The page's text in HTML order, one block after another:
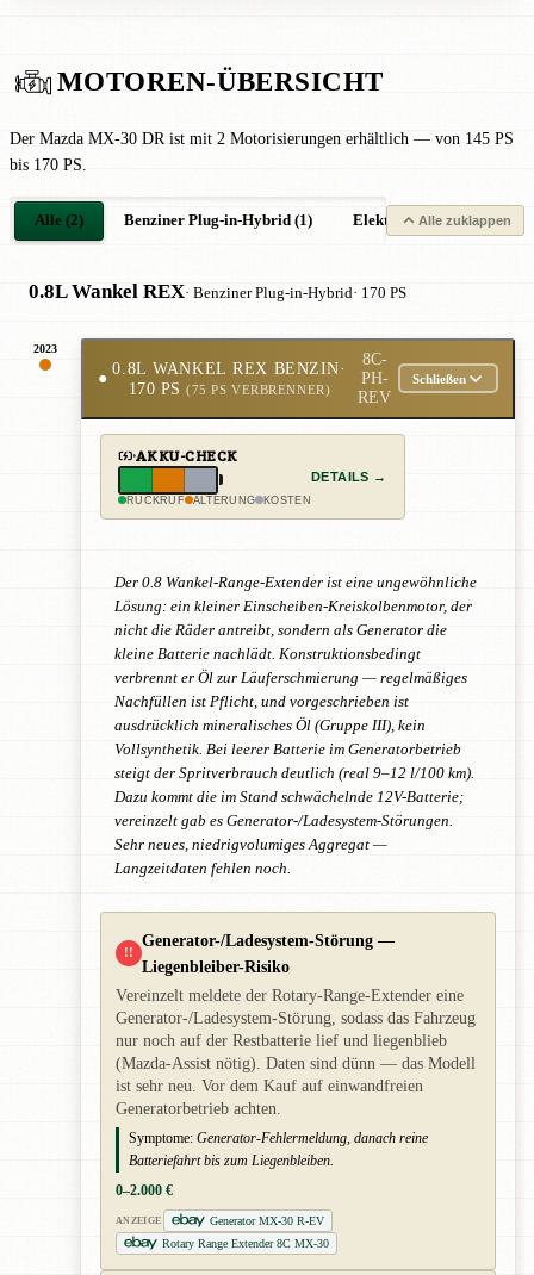
MOTOREN-ÜBERSICHT
Der Mazda MX-30 DR ist mit 2 Motorisierungen erhältlich — von 145 PS
bis 170 PS.
Alle (2) Benziner Plug-in-Hybrid (1) Elektro (1)Alle zuklappen
0.8L Wankel REX· Benziner Plug-in-Hybrid· 170 PS
2023
●
0.8L WANKEL REX BENZIN·
170 PS (75 PS VERBRENNER)
8C-
PH-
REV
Schließen
AKKU-CHECK
RÜCKRUF ALTERUNG KOSTEN
DETAILS →
Der 0.8 Wankel-Range-Extender ist eine ungewöhnliche
Lösung: ein kleiner Einscheiben-Kreiskolbenmotor, der
nicht die Räder antreibt, sondern als Generator die
kleine Batterie nachlädt. Konstruktionsbedingt
verbrennt er Öl zur Läuferschmierung — regelmäßiges
Nachfüllen ist Pflicht, und vorgeschrieben ist
ausdrücklich mineralisches Öl (Gruppe III), kein
Vollsynthetik. Bei leerer Batterie im Generatorbetrieb
steigt der Spritverbrauch deutlich (real 9–12 l/100 km).
Dazu kommt die im Stand schwächelnde 12V-Batterie;
vereinzelt gab es Generator-/Ladesystem-Störungen.
Sehr neues, niedrigvolumiges Aggregat —
Langzeitdaten fehlen noch.
!!
Generator-/Ladesystem-Störung —
Liegenbleiber-Risiko
Vereinzelt meldete der Rotary-Range-Extender eine
Generator-/Ladesystem-Störung, sodass das Fahrzeug
nur noch auf der Restbatterie lief und liegenblieb
(Mazda-Assist nötig). Daten sind dünn — das Modell
ist sehr neu. Vor dem Kauf auf einwandfreien
Generatorbetrieb achten.
Symptome: Generator-Fehlermeldung, danach reine
Batteriefahrt bis zum Liegenbleiben.
0–2.000 €
ANZEIGE
Generator MX-30 R-EV
Rotary Range Extender 8C MX-30